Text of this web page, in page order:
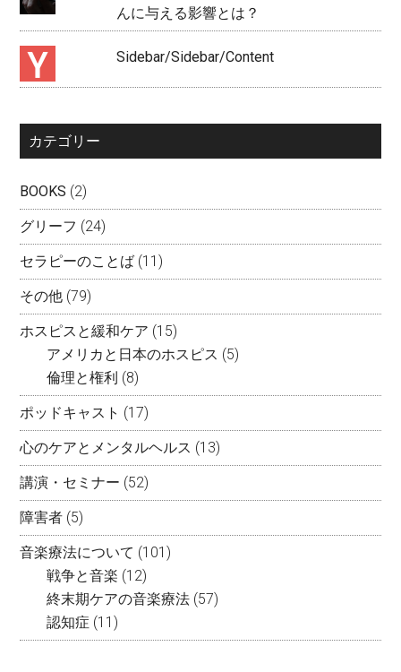
んに与える影響とは？
Sidebar/Sidebar/Content
カテゴリー
BOOKS (2)
グリーフ (24)
セラピーのことば (11)
その他 (79)
ホスピスと緩和ケア (15)
アメリカと日本のホスピス (5)
倫理と権利 (8)
ポッドキャスト (17)
心のケアとメンタルヘルス (13)
講演・セミナー (52)
障害者 (5)
音楽療法について (101)
戦争と音楽 (12)
終末期ケアの音楽療法 (57)
認知症 (11)